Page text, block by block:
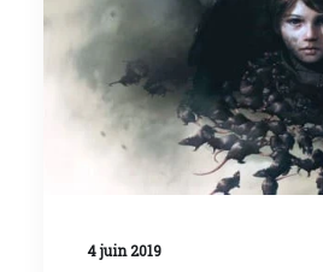
4 juin 2019